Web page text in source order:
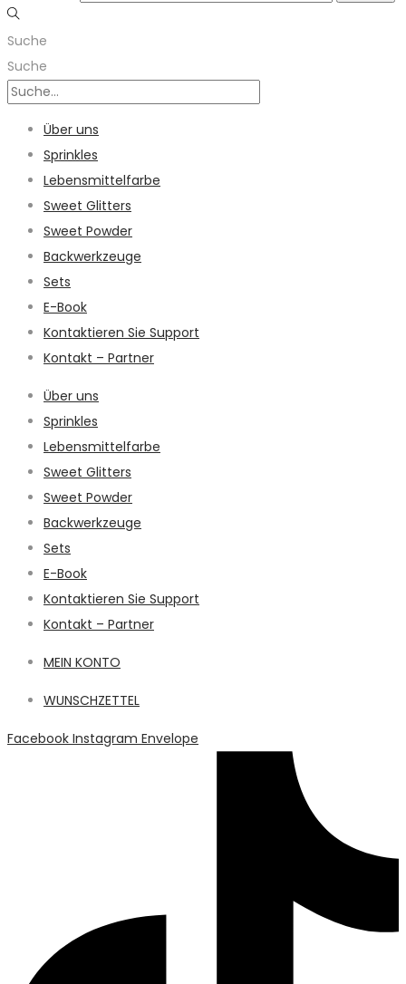
Suche
Suche
Über uns
Sprinkles
Lebensmittelfarbe
Sweet Glitters
Sweet Powder
Backwerkzeuge
Sets
E-Book
Kontaktieren Sie Support
Kontakt – Partner
Über uns
Sprinkles
Lebensmittelfarbe
Sweet Glitters
Sweet Powder
Backwerkzeuge
Sets
E-Book
Kontaktieren Sie Support
Kontakt – Partner
MEIN KONTO
WUNSCHZETTEL
Facebook Instagram Envelope